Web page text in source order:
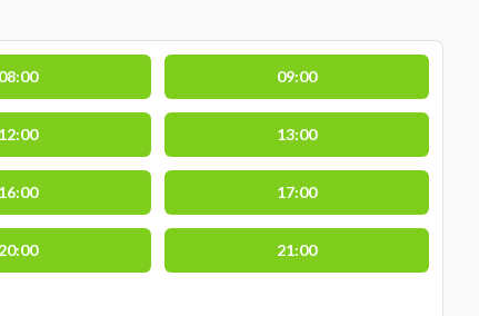
08:00 09:00
12:00 13:00
16:00 17:00
20:00 21:00